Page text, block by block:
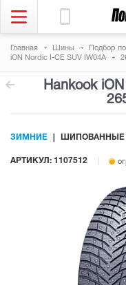
Главная Шины Подбор
iON Nordic I-CE SUV IW04A
Hankook
АРТИКУЛ: 1107512
ЗИМНИЕ ШИПОВАННЫЕ